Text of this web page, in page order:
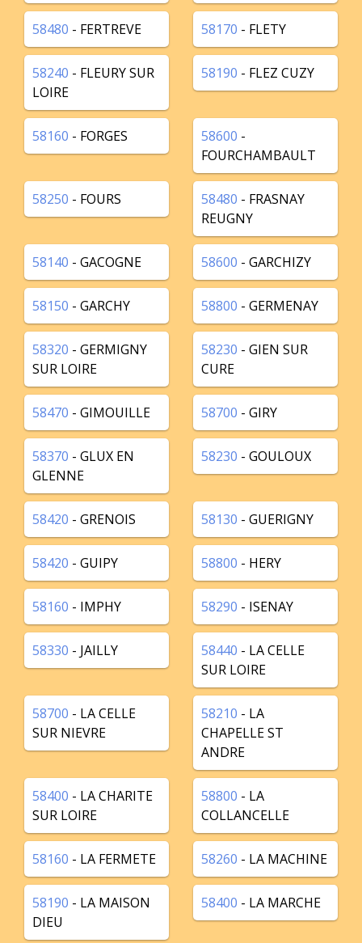
58480 - FERTREVE 58170 - FLETY
58240 - FLEURY SUR
LOIRE
58190 - FLEZ CUZY
58160 - FORGES 58600 -
FOURCHAMBAULT
58250 - FOURS 58480 - FRASNAY
REUGNY
58140 - GACOGNE 58600 - GARCHIZY
58150 - GARCHY 58800 - GERMENAY
58320 - GERMIGNY
SUR LOIRE
58230 - GIEN SUR
CURE
58470 - GIMOUILLE 58700 - GIRY
58370 - GLUX EN
GLENNE
58230 - GOULOUX
58420 - GRENOIS 58130 - GUERIGNY
58420 - GUIPY 58800 - HERY
58160 - IMPHY 58290 - ISENAY
58330 - JAILLY 58440 - LA CELLE
SUR LOIRE
58700 - LA CELLE
SUR NIEVRE
58210 - LA
CHAPELLE ST
ANDRE
58400 - LA CHARITE
SUR LOIRE
58800 - LA
COLLANCELLE
58160 - LA FERMETE 58260 - LA MACHINE
58190 - LA MAISON
DIEU
58400 - LA MARCHE